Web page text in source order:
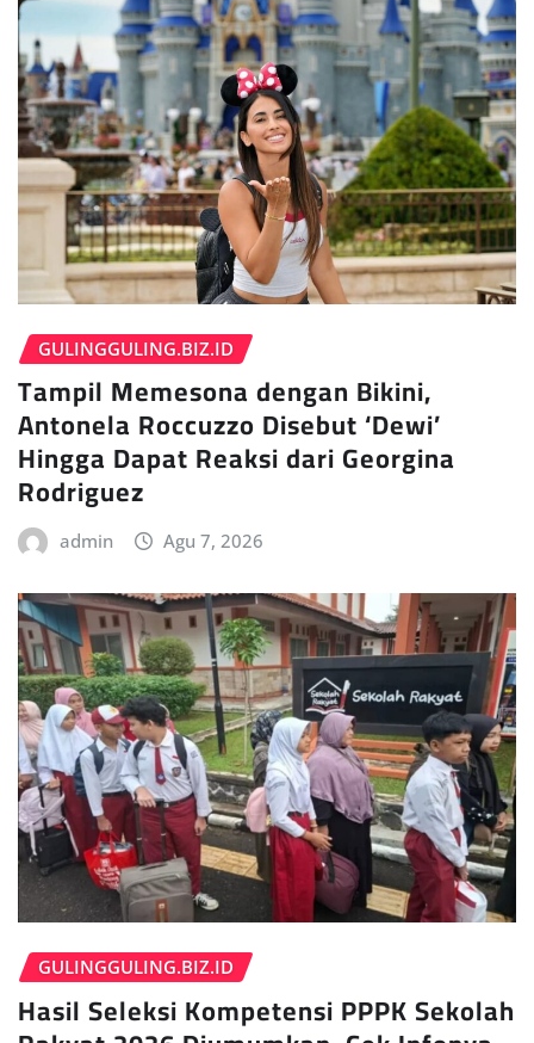
GULINGGULING.BIZ.ID
Tampil Memesona dengan Bikini,
Antonela Roccuzzo Disebut ‘Dewi’
Hingga Dapat Reaksi dari Georgina
Rodriguez
admin Agu 7, 2026
GULINGGULING.BIZ.ID
Hasil Seleksi Kompetensi PPPK Sekolah